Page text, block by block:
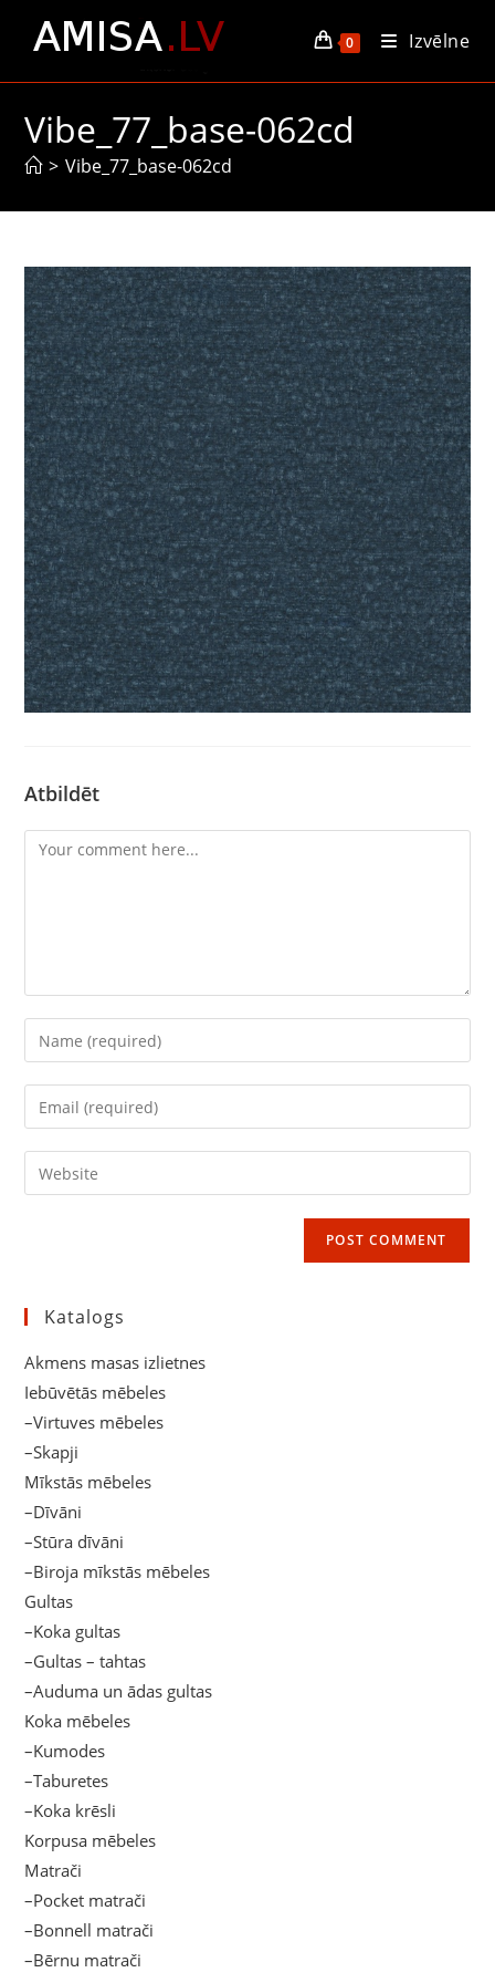
0 Izvēlne
Vibe_77_base-062cd
> Vibe_77_base-062cd
Atbildēt
Comment
Enter
your
name
comment
Enter
your
email
address
Enter
your
Katalogs
Akmens masas izlietnes
Iebūvētās mēbeles
–Virtuves mēbeles
–Skapji
Mīkstās mēbeles
–Dīvāni
–Stūra dīvāni
–Biroja mīkstās mēbeles
Gultas
–Koka gultas
–Gultas – tahtas
–Auduma un ādas gultas
Koka mēbeles
–Kumodes
–Taburetes
–Koka krēsli
Korpusa mēbeles
Matrači
–Pocket matrači
–Bonnell matrači
–Bērnu matrači